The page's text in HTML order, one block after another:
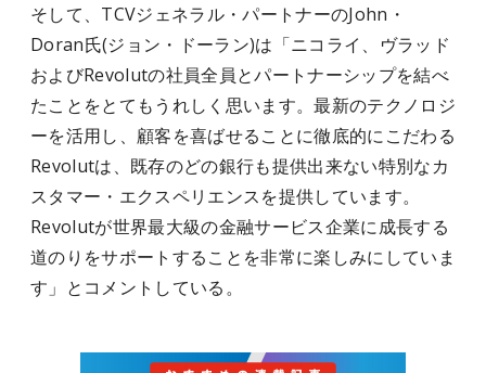
そして、TCVジェネラル・パートナーのJohn・
Doran氏(ジョン・ドーラン)は「ニコライ、ヴラッド
およびRevolutの社員全員とパートナーシップを結べ
たことをとてもうれしく思います。最新のテクノロジ
ーを活用し、顧客を喜ばせることに徹底的にこだわる
Revolutは、既存のどの銀行も提供出来ない特別なカ
スタマー・エクスペリエンスを提供しています。
Revolutが世界最大級の金融サービス企業に成長する
道のりをサポートすることを非常に楽しみにしていま
す」とコメントしている。